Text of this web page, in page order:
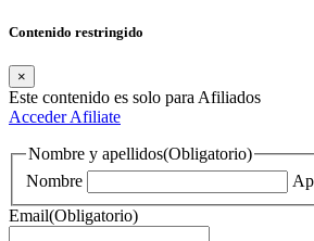
Contenido restringido
×
Este contenido es solo para Afiliados
AccederAfiliate
Nombre y apellidos(Obligatorio)
Nombre
Email(Obligatorio)